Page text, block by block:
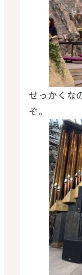
せっかくな
ぞ。